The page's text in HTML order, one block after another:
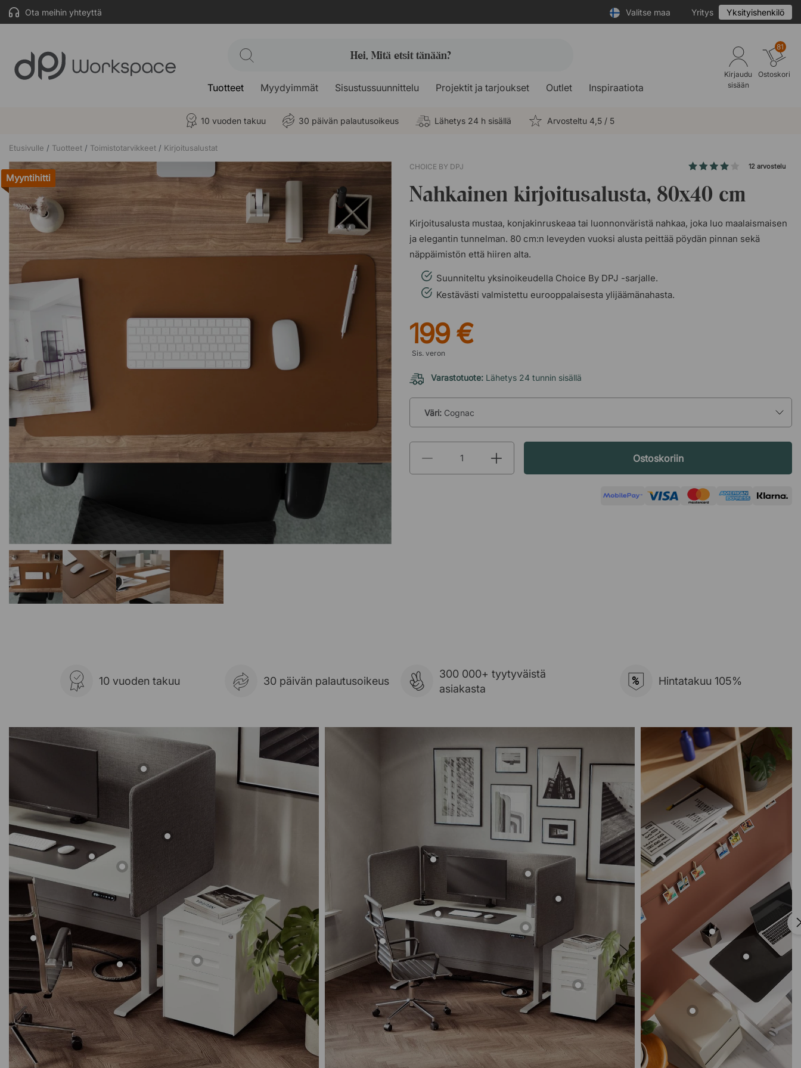
Ota meihin yhteyttä Valitse maa Yritys Yksityishenkilö
Tuotteet Myydyimmät Sisustussuunnittelu Projektit ja tarjoukset Outlet Inspiraatiota
Kirjaudu
sisään
81
Ostoskori
10 vuoden takuu 30 päivän palautusoikeus Lähetys 24 h sisällä Arvosteltu 4,5 / 5
Etusivulle Tuotteet Toimistotarvikkeet Kirjoitusalustat
Myyntihitti
CHOICE BY DPJ 12 arvostelu
Nahkainen kirjoitusalusta, 80x40 cm
Kirjoitusalusta mustaa, konjakinruskeaa tai luonnonväristä nahkaa, joka luo maalaismaisen
ja elegantin tunnelman. 80 cm:n leveyden vuoksi alusta peittää pöydän pinnan sekä
näppäimistön että hiiren alta.
Suunniteltu yksinoikeudella Choice By DPJ -sarjalle.
Kestävästi valmistettu eurooppalaisesta ylijäämänahasta.
199 €
Sis. veron
Varastotuote: Lähetys 24 tunnin sisällä
Väri: Cognac
Ostoskoriin
10 vuoden takuu 30 päivän palautusoikeus
300 000+ tyytyväistä
asiakasta
% Hintatakuu 105%